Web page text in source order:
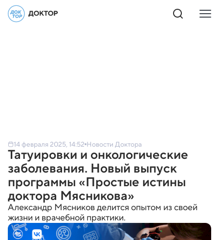
14 февраля 2025, 14:52 Новости Доктора
Татуировки и онкологические
заболевания. Новый выпуск
программы «Простые истины
доктора Мясникова»
Александр Мясников делится опытом из своей
жизни и врачебной практики.